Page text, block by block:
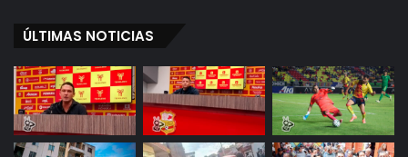
ÚLTIMAS NOTICIAS